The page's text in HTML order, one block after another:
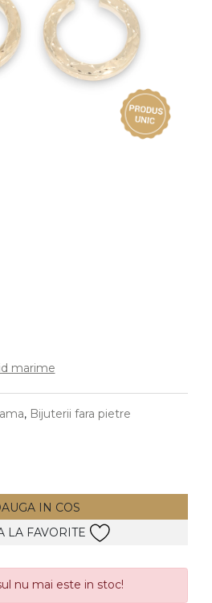
Vezi toate
marime
, Bijuterii fara pietre
IN COS
LA FAVORITE
nu mai este in stoc!